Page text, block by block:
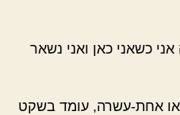
כשאני כאן ואני נשאר
או אחת-עשרה, עומד בשקט